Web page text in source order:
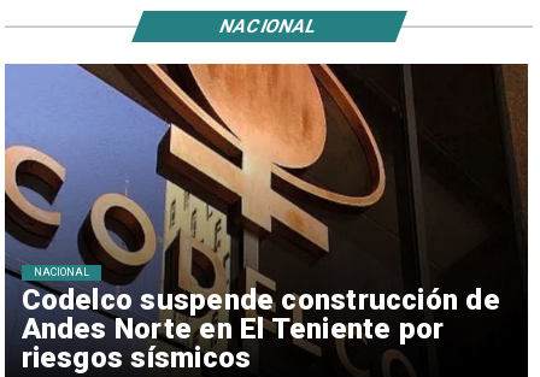
Codelco suspende construcción de
Andes Norte en El Teniente por
riesgos sísmicos
NACIONAL
NACIONAL